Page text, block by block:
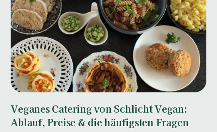
Veganes Catering von Schlicht Vegan:
Ablauf, Preise & die häufigsten Fragen